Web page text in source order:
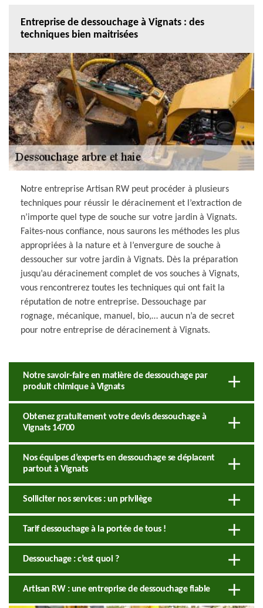
Entreprise de dessouchage à Vignats : des
techniques bien maitrisées
Notre entreprise Artisan RW peut procéder à plusieurs
techniques pour réussir le déracinement et l’extraction de
n’importe quel type de souche sur votre jardin à Vignats.
Faites-nous confiance, nous saurons les méthodes les plus
appropriées à la nature et à l’envergure de souche à
dessoucher sur votre jardin à Vignats. Dès la préparation
jusqu’au déracinement complet de vos souches à Vignats,
vous rencontrerez toutes les techniques qui ont fait la
réputation de notre entreprise. Dessouchage par
rognage, mécanique, manuel, bio,… aucun n’a de secret
pour notre entreprise de déracinement à Vignats.
Notre savoir-faire en matière de dessouchage par
produit chimique à Vignats
Obtenez gratuitement votre devis dessouchage à
Vignats 14700
Nos équipes d’experts en dessouchage se déplacent
partout à Vignats
Solliciter nos services : un privilège
Tarif dessouchage à la portée de tous !
Dessouchage : c’est quoi ?
Artisan RW : une entreprise de dessouchage fiable